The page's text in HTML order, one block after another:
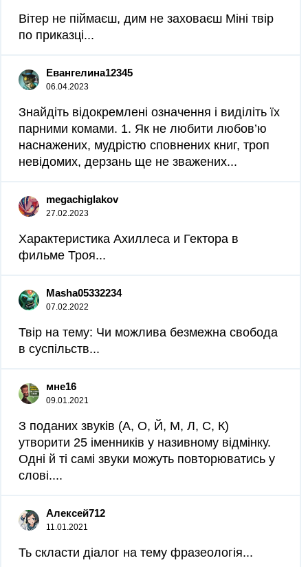
Вітер не піймаєш, дим не заховаєш Міні твір
по приказці​...
Евангелина12345
06.04.2023
Знайдіть відокремлені означення і виділіть їх
парними комами. 1. Як не любити любов’ю
наснажених, мудрістю сповнених книг, троп
невідомих, дерзань ще не зважених...
megachiglakov
27.02.2023
Характеристика Ахиллеса и Гектора в
фильме Троя...
Masha05332234
07.02.2022
Твір на тему: Чи можлива безмежна свобода
в суспільств...
мне16
09.01.2021
З поданих звуків (А, О, Й, М, Л, С, К)
утворити 25 іменників у називному відмінку.
Одні й ті самі звуки можуть повторюватись у
слові....
Алексей712
11.01.2021
Ть скласти діалог на тему фразеологія...